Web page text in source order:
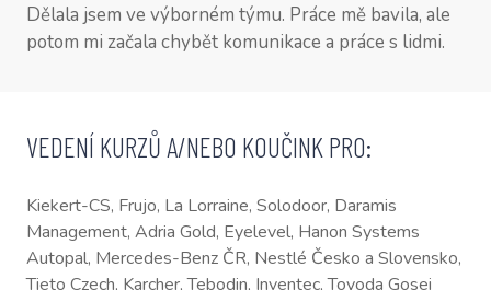
Dělala jsem ve výborném týmu. Práce mě bavila, ale
potom mi začala chybět komunikace a práce s lidmi.
VEDENÍ KURZŮ A/NEBO KOUČINK PRO:
Kiekert-CS, Frujo, La Lorraine, Solodoor, Daramis
Management, Adria Gold, Eyelevel, Hanon Systems
Autopal, Mercedes-Benz ČR, Nestlé Česko a Slovensko,
Tieto Czech, Karcher, Tebodin, Inventec, Toyoda Gosei